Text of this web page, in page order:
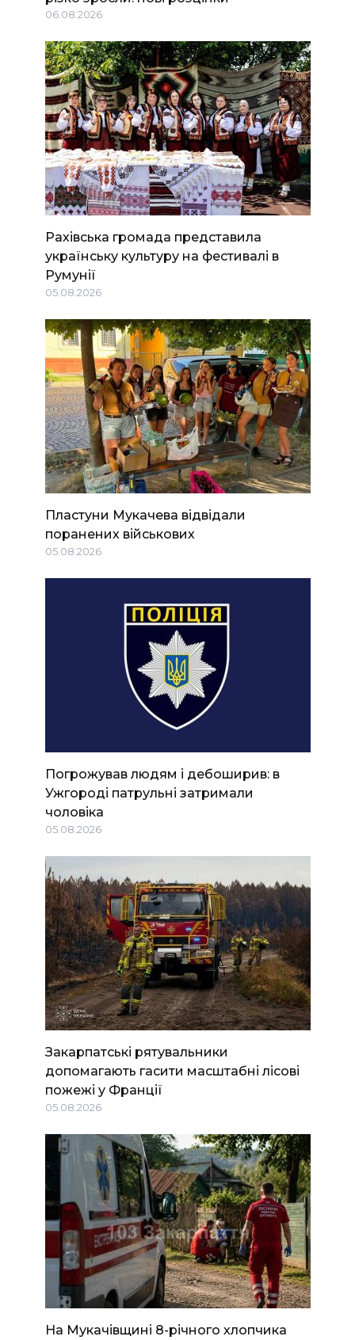
06.08.2026
Рахівська громада представила
українську культуру на фестивалі в
Румунії
05.08.2026
Пластуни Мукачева відвідали
поранених військових
05.08.2026
Погрожував людям і дебоширив: в
Ужгороді патрульні затримали
чоловіка
05.08.2026
Закарпатські рятувальники
допомагають гасити масштабні лісові
пожежі у Франції
05.08.2026
На Мукачівщині 8-річного хлопчика